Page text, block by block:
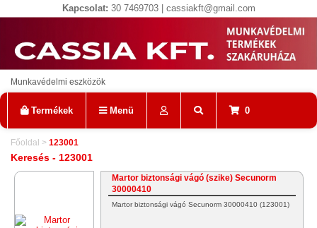
Kapcsolat: 30 7469703 | cassiakft@gmail.com
Munkavédelmi eszközök
Termékek Menü 0
Főoldal > 123001
Keresés - 123001
Martor biztonsági vágó (szike) Secunorm
30000410
Martor biztonsági vágó Secunorm 30000410 (123001)